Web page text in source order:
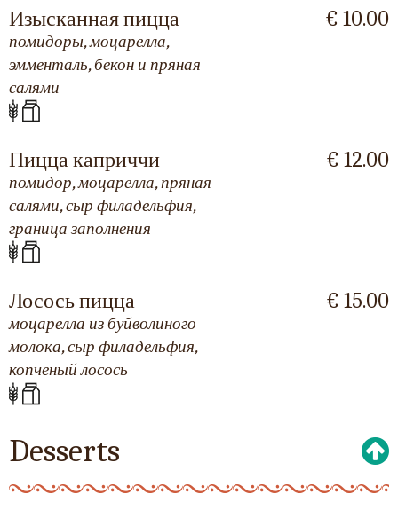
Изысканная пицца
помидоры, моцарелла,
эмменталь, бекон и пряная
салями
€ 10.00
Пицца каприччи
помидор, моцарелла, пряная
салями, сыр филадельфия,
граница заполнения
€ 12.00
Лосось пицца
моцарелла из буйволиного
молока, сыр филадельфия,
копченый лосось
€ 15.00
Desserts